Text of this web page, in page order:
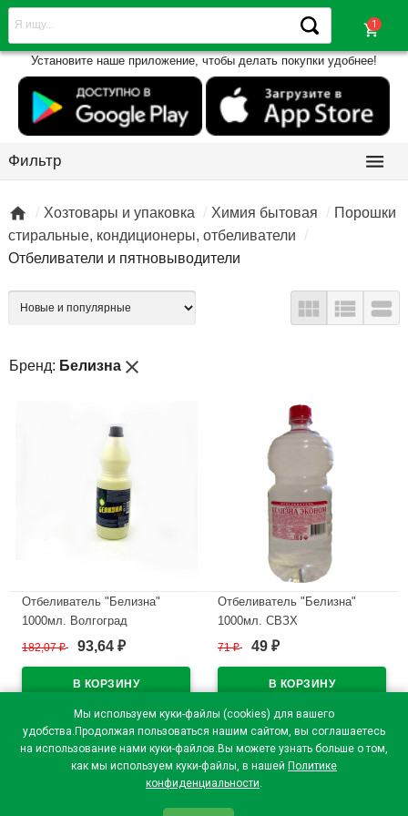
Мы используем куки-файлы (cookies) для вашего
удобства.Продолжая пользоваться нашим сайтом, вы соглашаетесь
на использование нами куки-файлов.Вы можете узнать больше о том,
как мы используем куки-файлы, в нашей Политике
конфиденциальности.
shopping_cart
Установите наше приложение, чтобы делать покупки удобнее!
Фильтр 
 Хозтовары и упаковка Химия бытовая
Порошки
стиральные, кондиционеры, отбеливатели
Отбеливатели и пятновыводители
  
Бренд: Белизна close
Отбеливатель "Белизна"
1000мл. Волгоград
В наличии
182,07₽ 93,64 ₽
Отбеливатель "Белизна"
1000мл. СВЗХ
В наличии
71₽ 49 ₽